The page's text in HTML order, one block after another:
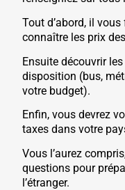
Tout d’abord, il
connaître les prix
Ensuite découvrir
disposition (bus,
votre budget).
Enfin, vous devrez
taxes dans votre
Vous l’aurez
questions pour
l’étranger.